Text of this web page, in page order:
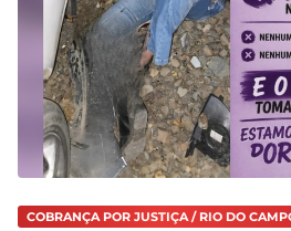
COBRANÇA POR JUSTIÇA / RIO DO